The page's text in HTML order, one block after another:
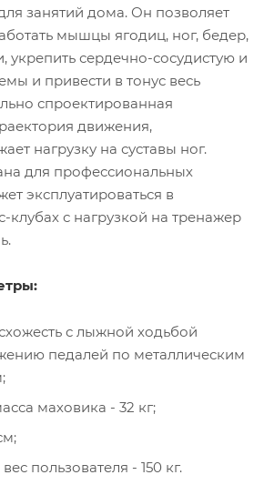
занятий дома. Он позволяет
мышцы ягодиц, ног, бедер,
укрепить сердечно-сосудистую и
и привести в тонус весь
спроектированная
движения,
нагрузку на суставы ног.
для профессиональных
эксплуатироваться в
клубах с нагрузкой на тренажер
с лыжной ходьбой
педалей по металлическим
маховика - 32 кг;
пользователя - 150 кг.